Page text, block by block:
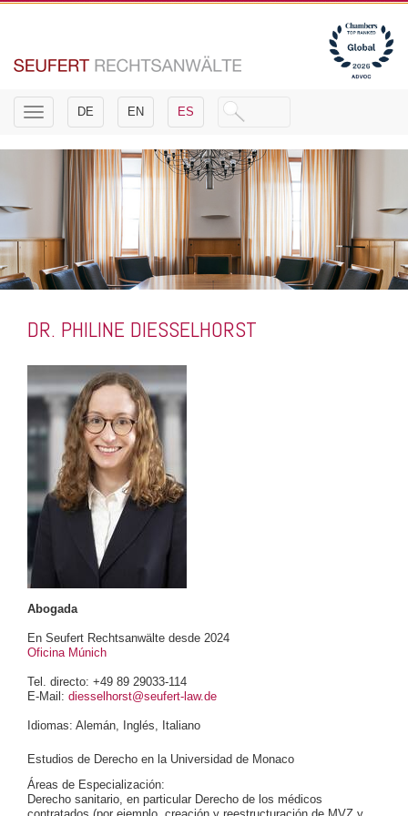
Toggle
navigation
DE EN ES
DR. PHILINE DIESSELHORST
Abogada
En Seufert Rechtsanwälte desde 2024
Oficina Múnich
Tel. directo: +49 89 29033-114
E-Mail: diesselhorst@seufert-law.de
Idiomas: Alemán, Inglés, Italiano
Estudios de Derecho en la Universidad de Monaco
Áreas de Especialización:
Derecho sanitario, en particular Derecho de los médicos